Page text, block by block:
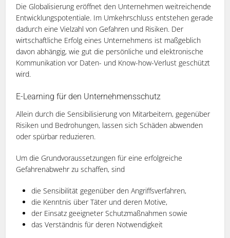
Die Globalisierung eröffnet den Unternehmen weitreichende
Entwicklungspotentiale. Im Umkehrschluss entstehen gerade
dadurch eine Vielzahl von Gefahren und Risiken. Der
wirtschaftliche Erfolg eines Unternehmens ist maßgeblich
davon abhängig, wie gut die persönliche und elektronische
Kommunikation vor Daten- und Know-how-Verlust geschützt
wird.
E-Learning für den Unternehmensschutz
Allein durch die Sensibilisierung von Mitarbeitern, gegenüber
Risiken und Bedrohungen, lassen sich Schäden abwenden
oder spürbar reduzieren.
Um die Grundvoraussetzungen für eine erfolgreiche
Gefahrenabwehr zu schaffen, sind
die Sensibilität gegenüber den Angriffsverfahren,
die Kenntnis über Täter und deren Motive,
der Einsatz geeigneter Schutzmaßnahmen sowie
das Verständnis für deren Notwendigkeit